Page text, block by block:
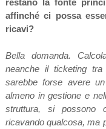
affinché ci possa
ricavi?
Bella domanda.
neanche il ticketing tra
sarebbe forse avere
almeno in gestione e
struttura, si possono
ricavando qualcosa, ma